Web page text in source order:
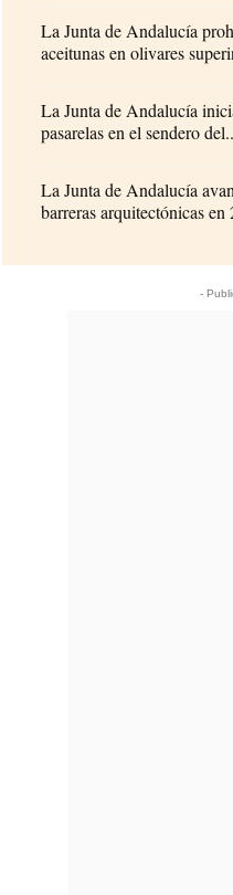
La Junta de Andalucía
aceitunas en olivares
La Junta de Andalucía
pasarelas en el sendero
La Junta de Andalucía
barreras arquitectónicas
-